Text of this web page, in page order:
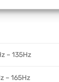
– 135Hz
– 165Hz